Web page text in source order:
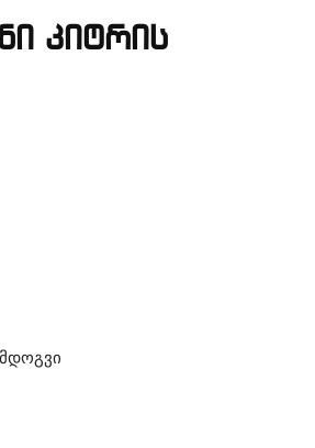
კიტრის